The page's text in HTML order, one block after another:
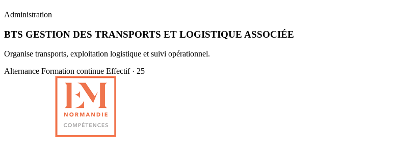
Administration
BTS GESTION DES TRANSPORTS ET LOGISTIQUE ASSOCIÉE
Organise transports, exploitation logistique et suivi opérationnel.
Alternance Formation continue Effectif · 25